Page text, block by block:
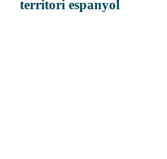
territori espanyol